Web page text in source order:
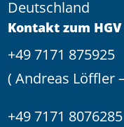
Deutschland
Kontakt zum HGV
+49 7171 875925
( Andreas Löffler
+49 7171 8076285